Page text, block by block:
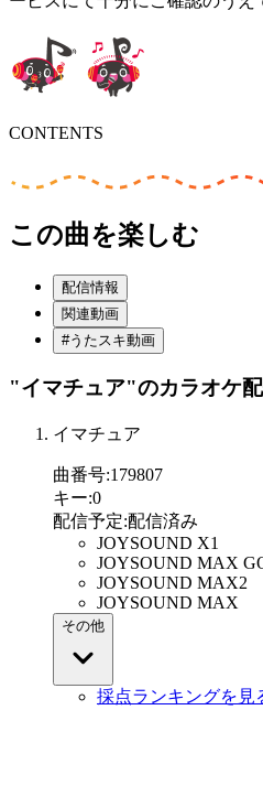
CONTENTS
この曲を楽しむ
配信情報
関連動画
#うたスキ動画
"イマチュア"のカラオケ
イマチュア
曲番号:179807
キー:0
配信予定:配信済み
JOYSOUND X1
JOYSOUND MAX
JOYSOUND MAX2
JOYSOUND MAX
その他
採点ランキングを見